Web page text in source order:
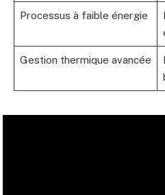
Processus à faible énergie
Gestion thermique avancée